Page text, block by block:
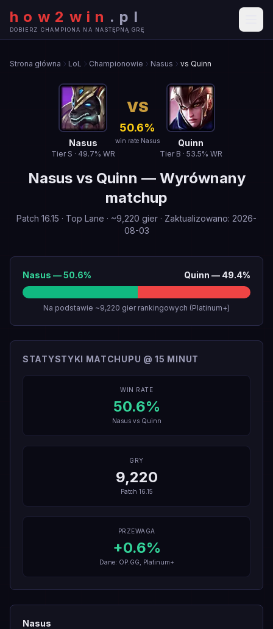
how2win . pl
DOBIERZ CHAMPIONA NA NASTĘPNĄ GRĘ
Strona główna LoL Championowie Nasus vs Quinn
Nasus
Tier S · 49.7% WR
VS
50.6%
win rate Nasus Quinn
Tier B · 53.5% WR
Nasusvs Quinn — Wyrównany
matchup
Patch 16.15 · Top Lane · ~9,220 gier · Zaktualizowano: 2026-
08-03
Nasus —50.6% Quinn — 49.4%
Na podstawie ~9,220 gier rankingowych (Platinum+)
STATYSTYKI MATCHUPU @ 15 MINUT
WIN RATE
50.6%
Nasusvs Quinn
GRY
9,220
Patch 16.15
PRZEWAGA
+0.6%
Dane: OP.GG, Platinum+
Nasus